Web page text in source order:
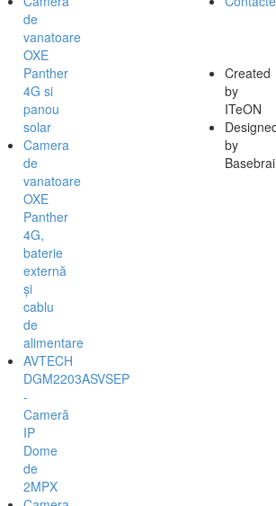
de
vanatoare
OXE
Panther
4G si
panou
solar
Camera
de
vanatoare
OXE
Panther
4G,
baterie
externă
și
cablu
de
alimentare
AVTECH
DGM2203ASVSEP
-
Cameră
IP
Dome
de
2MPX
Created
by
ITeON
by